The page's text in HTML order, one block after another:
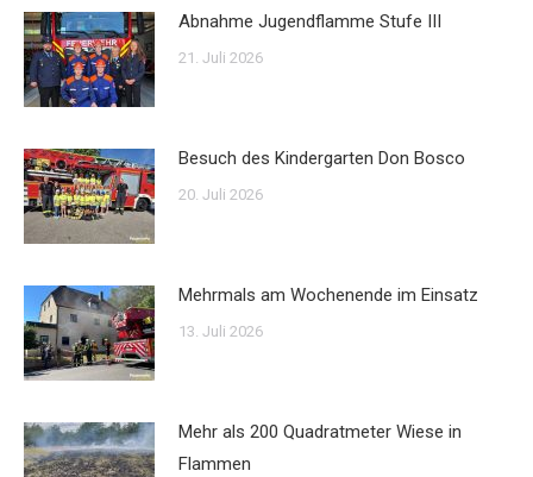
Abnahme Jugendflamme Stufe III
21. Juli 2026
Besuch des Kindergarten Don Bosco
20. Juli 2026
Mehrmals am Wochenende im Einsatz
13. Juli 2026
Mehr als 200 Quadratmeter Wiese in
Flammen